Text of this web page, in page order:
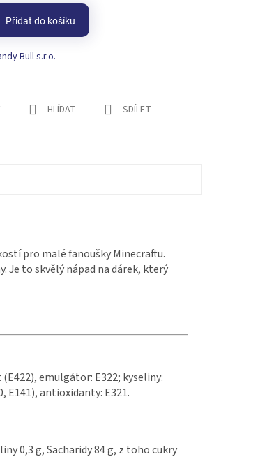
Přidat do košíku
Bull s.r.o.
HLÍDAT SDÍLET
pro malé fanoušky Minecraftu.
Je to skvělý nápad na dárek, který
emulgátor: E322; kyseliny:
E141), antioxidanty: E321.
0,3 g, Sacharidy 84 g, z toho cukry